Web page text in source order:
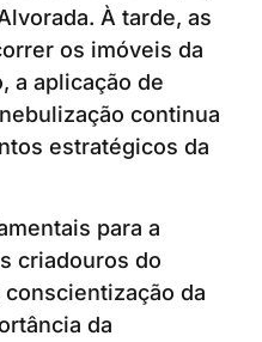
À tarde, as
os imóveis da
a aplicação de
continua
estratégicos da
para a
criadouros do
da
da